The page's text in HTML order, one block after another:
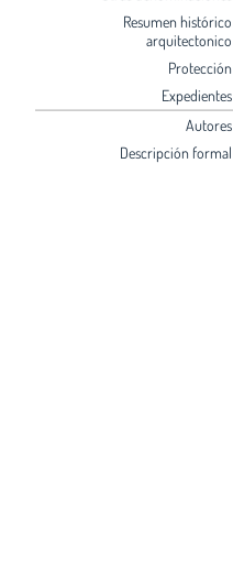
Resumen histórico
arquitectonico
Protección
Expedientes
Autores
Descripción formal